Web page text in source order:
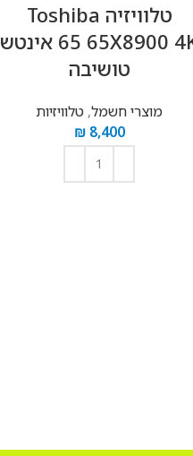
טלוויזיה Toshiba
65X8900 4K ‏65 ‏אינטש
טושיבה
מוצרי חשמל, טלוויזיות
₪8,400